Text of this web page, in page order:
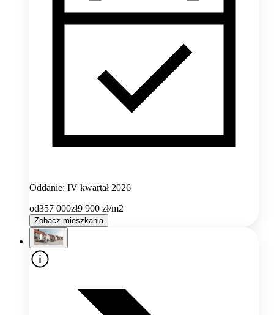
Oddanie: IV kwartał 2026
od357 000zł9 900 zł/m2
Zobacz mieszkania